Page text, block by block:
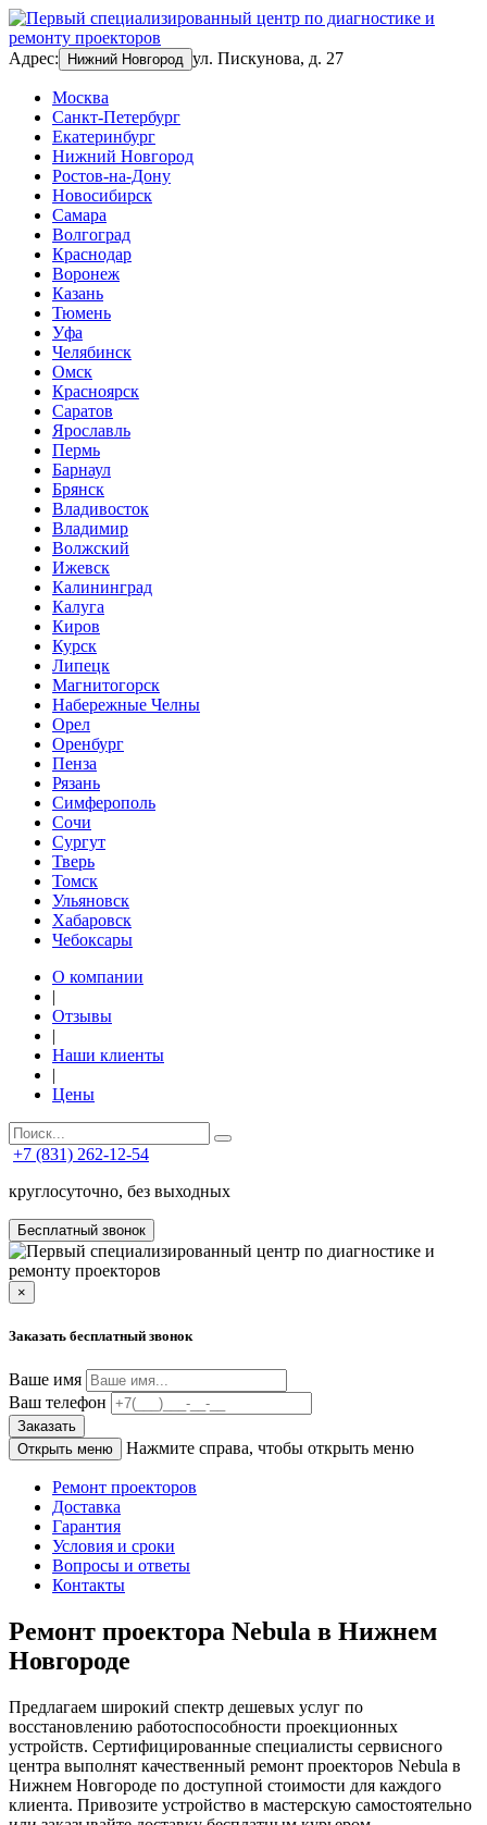
Адрес: Нижний Новгород ул. Пискунова, д. 27
Москва
Санкт-Петербург
Екатеринбург
Нижний Новгород
Ростов-на-Дону
Новосибирск
Самара
Волгоград
Краснодар
Воронеж
Казань
Тюмень
Уфа
Челябинск
Омск
Красноярск
Саратов
Ярославль
Пермь
Барнаул
Брянск
Владивосток
Владимир
Волжский
Ижевск
Калининград
Калуга
Киров
Курск
Липецк
Магнитогорск
Набережные Челны
Орел
Оренбург
Пенза
Рязань
Симферополь
Сочи
Сургут
Тверь
Томск
Ульяновск
Хабаровск
Чебоксары
О компании
|
Отзывы
|
Наши клиенты
|
Цены
+7 (831) 262-12-54
круглосуточно, без выходных
Бесплатный звонок
×
Заказать бесплатный звонок
Ваше имя
Ваш телефон
Заказать
Открыть меню
Нажмите справа, чтобы открыть меню
Ремонт проекторов
Доставка
Гарантия
Условия и сроки
Вопросы и ответы
Контакты
Ремонт проектора Nebula в Нижнем
Новгороде
Предлагаем широкий спектр дешевых услуг по
восстановлению работоспособности проекционных
устройств. Сертифицированные специалисты сервисного
центра выполнят качественный ремонт проекторов Nebula в
Нижнем Новгороде по доступной стоимости для каждого
клиента. Привозите устройство в мастерскую самостоятельно